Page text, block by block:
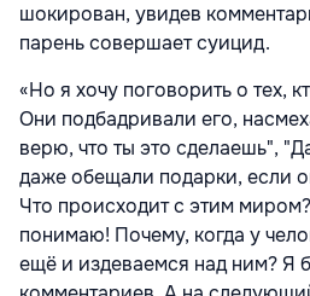
шокирован, увидев
парень совершает суицид.
«Но я хочу поговорить о тех,
Они подбадривали его,
верю, что ты это сделаешь",
даже обещали подарки, если
Что происходит с этим
понимаю! Почему, когда у
ещё и издеваемся над ним? Я